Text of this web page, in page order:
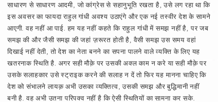
साधारण से साधारण आदमी, जो कांग्रेस से सहानुभूति रखता है, उसे लग रहा था कि
इस अवसर का फायदा राहुल गांधी अवश्य उठाएंगे और एक नई तस्वीर देश के सामने
आएगी. वह नहीं आ पाई. हम यह नहीं कहते कि राहुल गांधी में समझ नहीं है, पर जब
समझ की और जैसी समझ की जहां ज़रूरत होती है, वैसी समझ उस समय वहां
दिखाई नहीं देती, तो देश का नेता बनने का सपना पालने वाले व्यक्ति के लिए यह
खतरनाक स्थिति है. अगर सही मौक़े पर उसकी अक्ल काम न करे या सही मौक़े पर
उसके सलाहकार उसे स्ट्राइक करने की सलाह न दें तो फिर यह मानना चाहिए कि
देश को संभालने लायक़ अभी उसका व्यक्तित्व, उसकी समझ और बुद्धिमानी नहीं
बनी है. वह अभी उतना परिपक्व नहीं है कि ऐसी स्थितियों का सामना कर सके.